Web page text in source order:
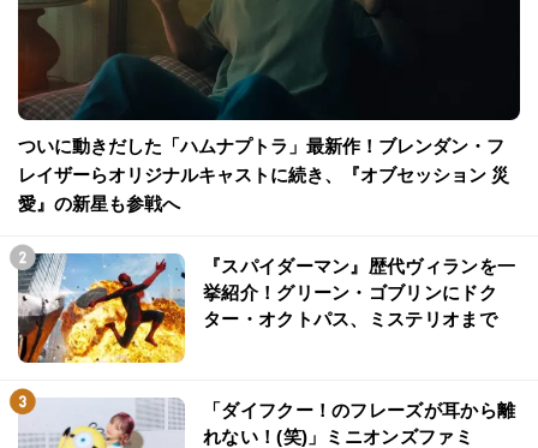
ついに動きだした「ハムナプトラ」最新作！ブレンダン・フ
レイザーらオリジナルキャストに続き、『オブセッション 災
愛』の新星も参戦へ
『スパイダーマン』歴代ヴィランを一
挙紹介！グリーン・ゴブリンにドク
ター・オクトパス、ミステリオまで
「ダイフクー！のフレーズが耳から離
れない！(笑)」ミニオンズファミ